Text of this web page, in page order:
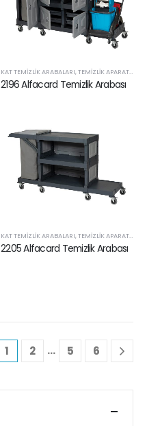
KAT TEMIZLIK ARABALARI,TEMIZLIK APARATLARI VE SARF ÜRÜNLERI
2196 Alfacard Temizlik Arabası
KAT TEMIZLIK ARABALARI,TEMIZLIK APARATLARI VE SARF ÜRÜNLERI
2205 Alfacard Temizlik Arabası
1 2 … 5 6